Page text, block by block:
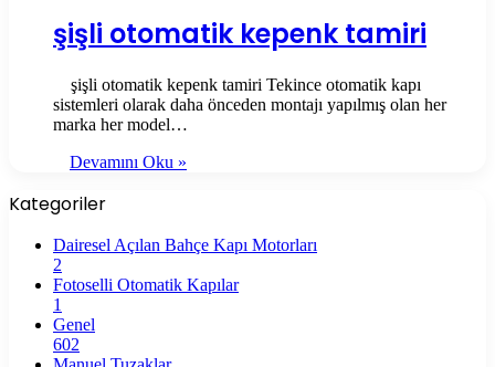
şişli otomatik kepenk tamiri
şişli otomatik kepenk tamiri Tekince otomatik kapı
sistemleri olarak daha önceden montajı yapılmış olan her
marka her model…
Devamını Oku »
Kategoriler
Dairesel Açılan Bahçe Kapı Motorları
2
Fotoselli Otomatik Kapılar
1
Genel
602